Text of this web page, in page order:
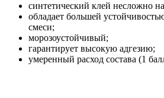
синтетический клей несложно
обладает большей
смеси;
морозоустойчивый;
гарантирует высокую адгезию;
умеренный расход состава (1